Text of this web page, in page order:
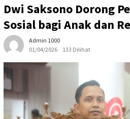
Dwi Saksono Dorong
Sosial bagi Anak dan
Admin 1000
01/04/2026
133 Dilihat